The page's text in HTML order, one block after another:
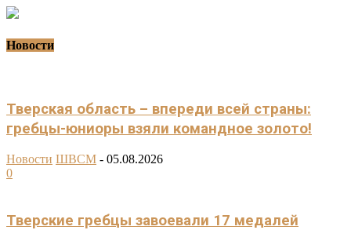
Новости
Тверская область – впереди всей страны:
гребцы-юниоры взяли командное золото!
Новости ШВСМ - 05.08.2026
0
Тверские гребцы завоевали 17 медалей